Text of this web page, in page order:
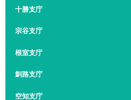
十勝支庁
宗谷支庁
根室支庁
釧路支庁
空知支庁